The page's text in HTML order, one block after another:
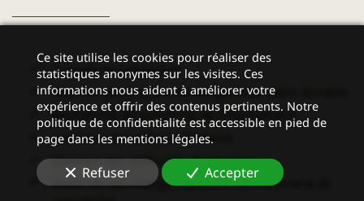
Conseil entrésorerie
Mise en place d’une stratégie financière durable
Recherche de solutions de financement
Création de tableaux de bord
Gestion des difficultés financières
Audit de vos marges, gestion de trésorerie et
Ce site utilise les cookies pour réaliser des
statistiques anonymes sur les visites. Ces
informations nous aident à améliorer votre
expérience et offrir des contenus pertinents. Notre
politique de confidentialité est accessible en pied de
page dans les mentions légales.
Refuser Accepter